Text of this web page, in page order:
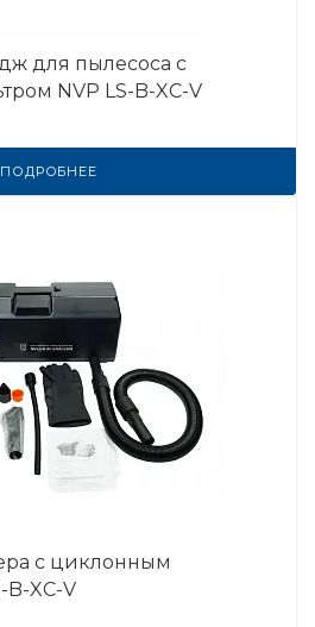
для пылесоса с
NVP LS-B-XC-V
ПОДРОБНЕЕ
с циклонным
B-XC-V